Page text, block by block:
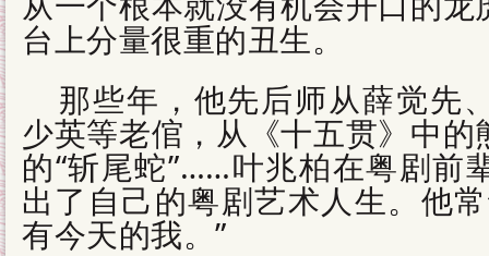
台上分量很重的丑生。
那些年，他先后师从薛觉先
少英等老倌，从《十五贯》中
的“斩尾蛇”……叶兆柏在粤剧前
出了自己的粤剧艺术人生。他
有今天的我。”